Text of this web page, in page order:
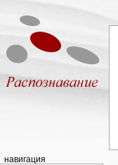
навигация